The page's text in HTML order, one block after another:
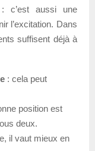
c’est aussi une
l’excitation. Dans
suffisent déjà à
: cela peut
position est
deux.
il vaut mieux en